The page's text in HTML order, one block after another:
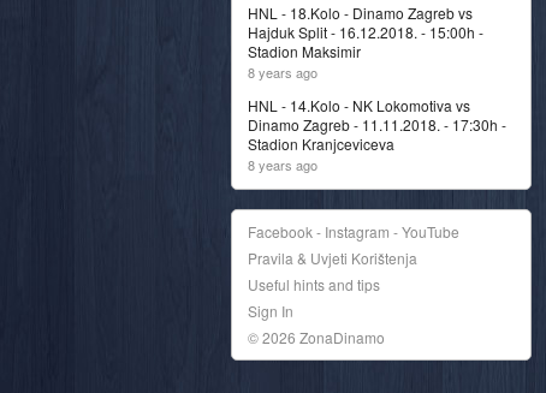
HNL - 18.Kolo - Dinamo Zagreb vs
Hajduk Split - 16.12.2018. - 15:00h -
Stadion Maksimir
8 years ago
HNL - 14.Kolo - NK Lokomotiva vs
Dinamo Zagreb - 11.11.2018. - 17:30h -
Stadion Kranjceviceva
8 years ago
Facebook - Instagram - YouTube
Pravila & Uvjeti Korištenja
Useful hints and tips
Sign In
© 2026 ZonaDinamo